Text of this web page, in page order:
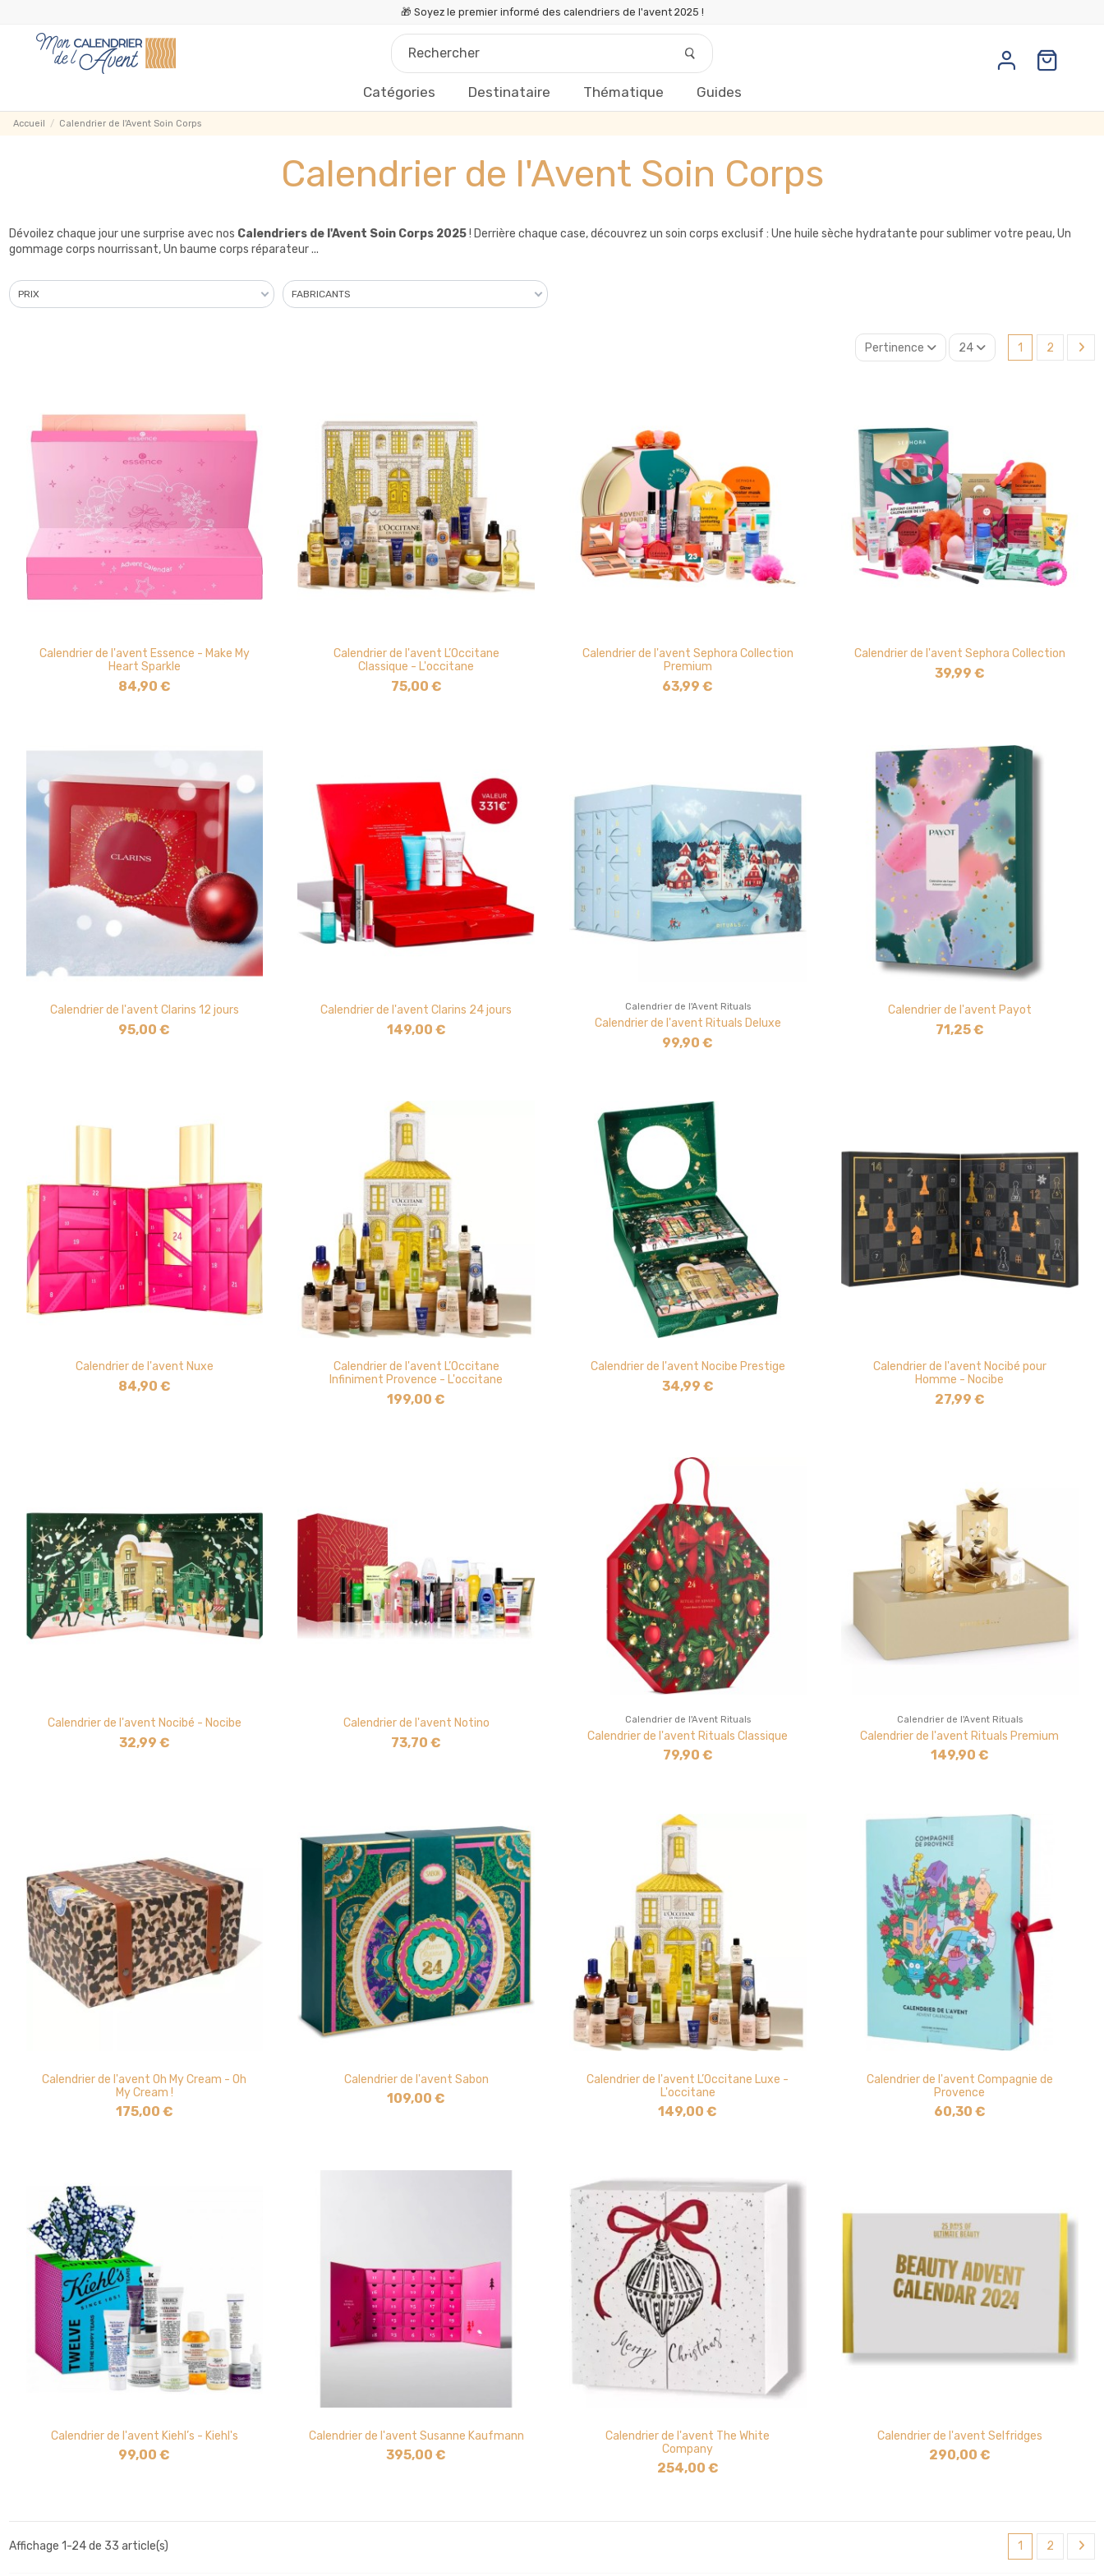
🎁 Soyez le premier informé des calendriers de l'avent 2025 !
Catégories Destinataire Thématique Guides
Accueil Calendrier de l'Avent Soin Corps
Calendrier de l'Avent Soin Corps
Dévoilez chaque jour une surprise avec nos Calendriers de l'Avent Soin Corps 2025! Derrière chaque case, découvrez un soin corps exclusif : Une huile sèche hydratante pour sublimer votre peau, Un
gommage corps nourrissant, Un baume corps réparateur ...
PRIX FABRICANTS
Pertinence 24 1 2
Calendrier de l'avent Essence - Make My
Heart Sparkle
84,90 €
Calendrier de l'avent L’Occitane
Classique - L'occitane
75,00 €
Calendrier de l'avent Sephora Collection
Premium
63,99 €
Calendrier de l'avent Sephora Collection
39,99 €
Calendrier de l'avent Clarins 12 jours
95,00 €
Calendrier de l'avent Clarins 24 jours
149,00 €
Calendrier de l'Avent Rituals
Calendrier de l'avent Rituals Deluxe
99,90 €
Calendrier de l'avent Payot
71,25 €
Calendrier de l'avent Nuxe
84,90 €
Calendrier de l'avent L’Occitane
Infiniment Provence - L'occitane
199,00 €
Calendrier de l'avent Nocibe Prestige
34,99 €
Calendrier de l'avent Nocibé pour
Homme - Nocibe
27,99 €
Calendrier de l'avent Nocibé - Nocibe
32,99 €
Calendrier de l'avent Notino
73,70 €
Calendrier de l'Avent Rituals
Calendrier de l'avent Rituals Classique
79,90 €
Calendrier de l'Avent Rituals
Calendrier de l'avent Rituals Premium
149,90 €
Calendrier de l'avent Oh My Cream - Oh
My Cream !
175,00 €
Calendrier de l'avent Sabon
109,00 €
Calendrier de l'avent L’Occitane Luxe -
L'occitane
149,00 €
Calendrier de l'avent Compagnie de
Provence
60,30 €
Calendrier de l'avent Kiehl’s - Kiehl's
99,00 €
Calendrier de l'avent Susanne Kaufmann
395,00 €
Calendrier de l'avent The White
Company
254,00 €
Calendrier de l'avent Selfridges
290,00 €
Affichage 1-24 de 33 article(s) 1 2